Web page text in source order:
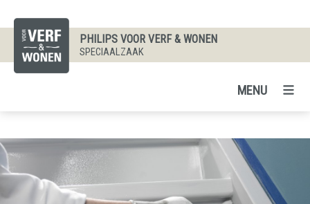
PHILIPS VOOR VERF & WONEN
SPECIAALZAAK
MENU